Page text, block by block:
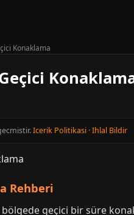
Konaklama
Icerik Politikasi ·Ihlal Bildir
Rehberi
geçici bir süre